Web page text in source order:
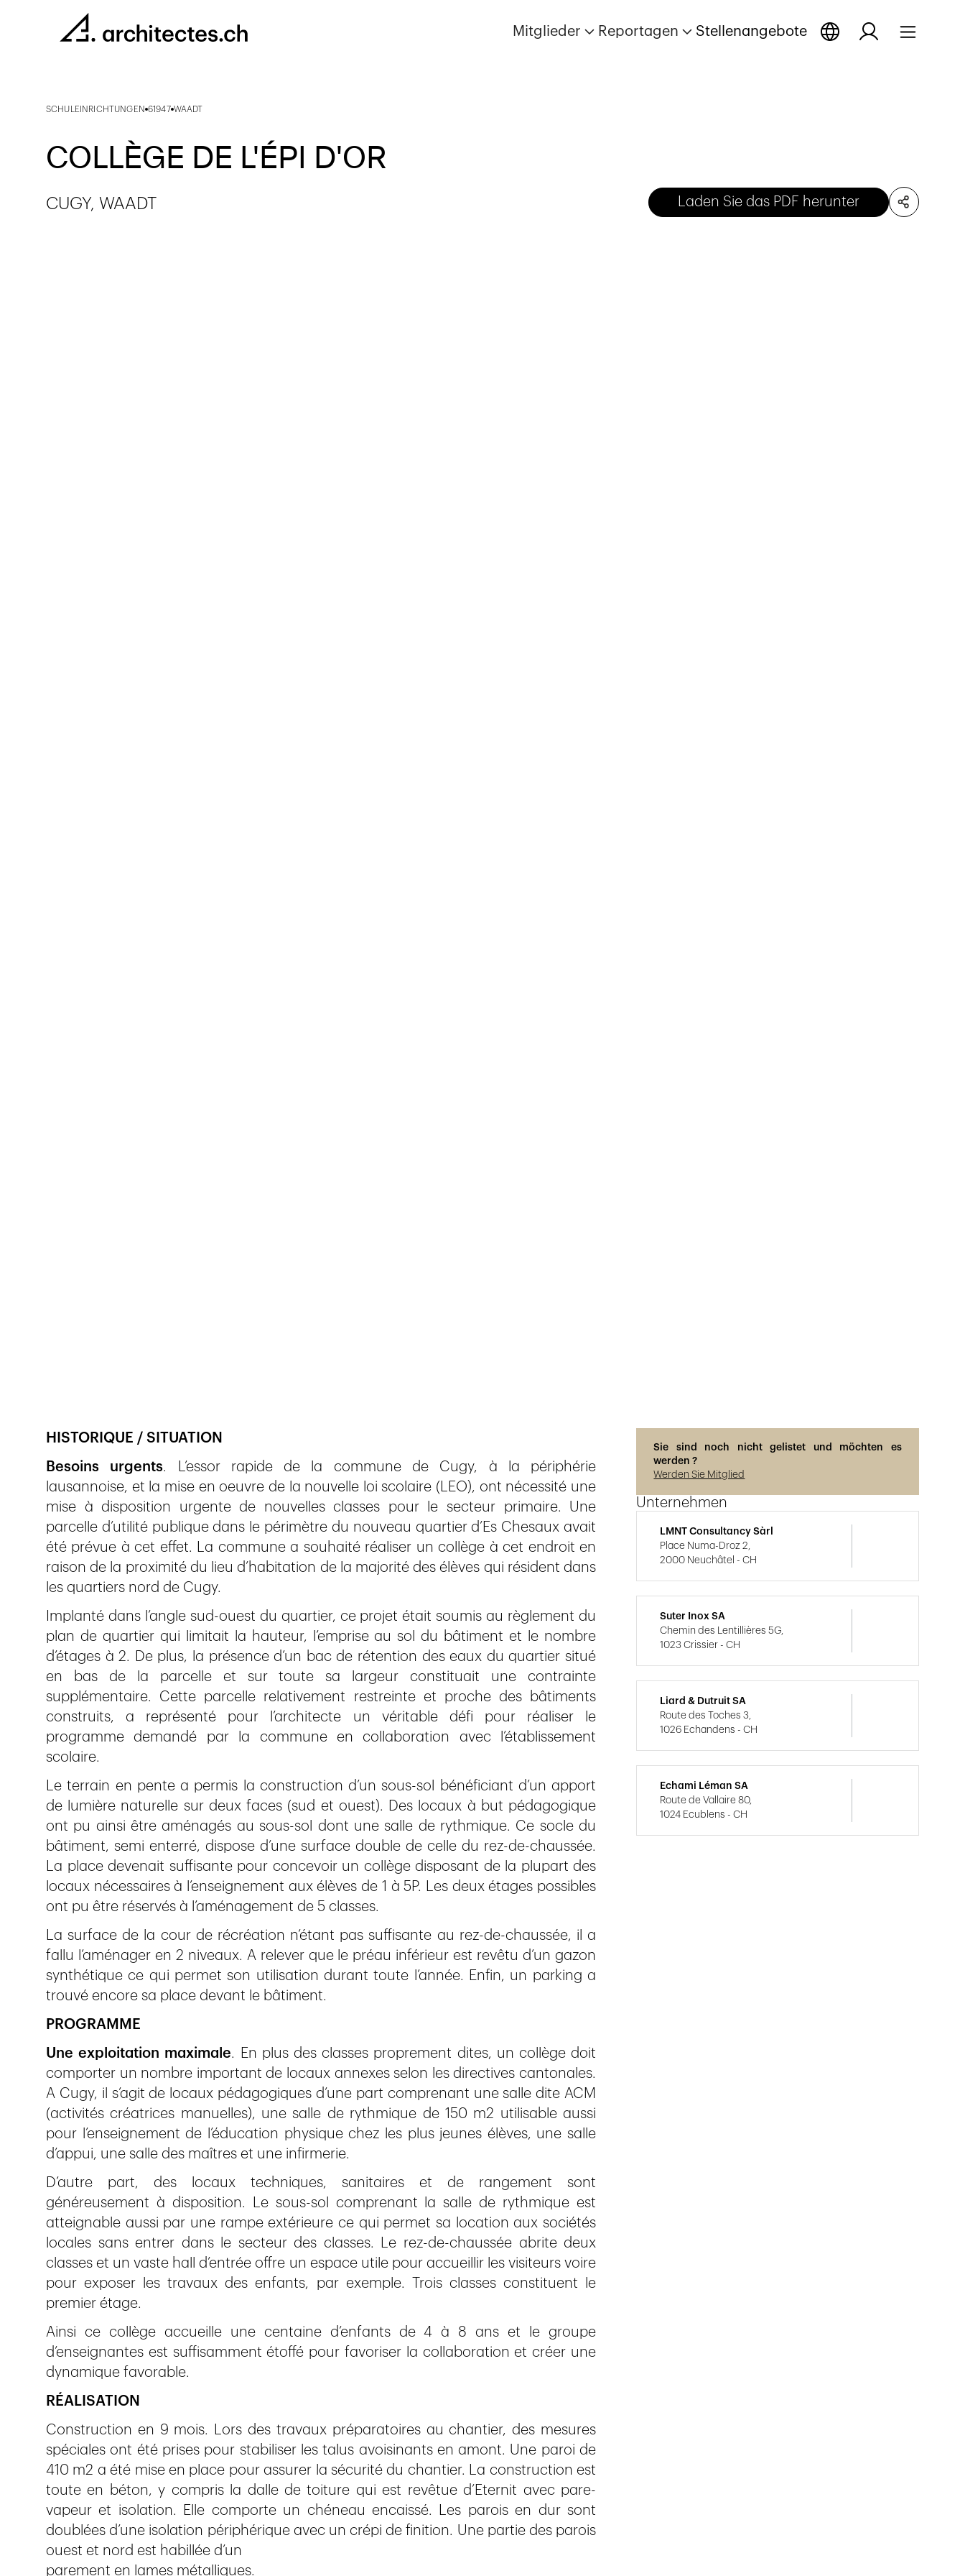
Mitglieder Reportagen Stellenangebote
SCHULEINRICHTUNGEN 61947 WAADT
COLLÈGE DE L'ÉPI D'OR
CUGY, WAADT Laden Sie das PDF herunter
HISTORIQUE / SITUATION
Besoins urgents. L’essor rapide de la commune de Cugy, à la périphérie
lausannoise, et la mise en oeuvre de la nouvelle loi scolaire (LEO), ont nécessité une
mise à disposition urgente de nouvelles classes pour le secteur primaire. Une
parcelle d’utilité publique dans le périmètre du nouveau quartier d’Es Chesaux avait
été prévue à cet effet. La commune a souhaité réaliser un collège à cet endroit en
raison de la proximité du lieu d’habitation de la majorité des élèves qui résident dans
les quartiers nord de Cugy.
Implanté dans l’angle sud-ouest du quartier, ce projet était soumis au règlement du
plan de quartier qui limitait la hauteur, l’emprise au sol du bâtiment et le nombre
d’étages à 2. De plus, la présence d’un bac de rétention des eaux du quartier situé
en bas de la parcelle et sur toute sa largeur constituait une contrainte
supplémentaire. Cette parcelle relativement restreinte et proche des bâtiments
construits, a représenté pour l’architecte un véritable défi pour réaliser le
programme demandé par la commune en collaboration avec l’établissement
scolaire.
Le terrain en pente a permis la construction d’un sous-sol bénéficiant d’un apport
de lumière naturelle sur deux faces (sud et ouest). Des locaux à but pédagogique
ont pu ainsi être aménagés au sous-sol dont une salle de rythmique. Ce socle du
bâtiment, semi enterré, dispose d’une surface double de celle du rez-de-chaussée.
La place devenait suffisante pour concevoir un collège disposant de la plupart des
locaux nécessaires à l’enseignement aux élèves de 1 à 5P. Les deux étages possibles
ont pu être réservés à l’aménagement de 5 classes.
La surface de la cour de récréation n’étant pas suffisante au rez-de-chaussée, il a
fallu l’aménager en 2 niveaux. A relever que le préau inférieur est revêtu d’un gazon
synthétique ce qui permet son utilisation durant toute l’année. Enfin, un parking a
trouvé encore sa place devant le bâtiment.
PROGRAMME
Une exploitation maximale. En plus des classes proprement dites, un collège doit
comporter un nombre important de locaux annexes selon les directives cantonales.
A Cugy, il s’agit de locaux pédagogiques d’une part comprenant une salle dite ACM
(activités créatrices manuelles), une salle de rythmique de 150 m2 utilisable aussi
pour l’enseignement de l’éducation physique chez les plus jeunes élèves, une salle
d’appui, une salle des maîtres et une infirmerie.
D’autre part, des locaux techniques, sanitaires et de rangement sont
généreusement à disposition. Le sous-sol comprenant la salle de rythmique est
atteignable aussi par une rampe extérieure ce qui permet sa location aux sociétés
locales sans entrer dans le secteur des classes. Le rez-de-chaussée abrite deux
classes et un vaste hall d’entrée offre un espace utile pour accueillir les visiteurs voire
pour exposer les travaux des enfants, par exemple. Trois classes constituent le
premier étage.
Ainsi ce collège accueille une centaine d’enfants de 4 à 8 ans et le groupe
d’enseignantes est suffisamment étoffé pour favoriser la collaboration et créer une
dynamique favorable.
RÉALISATION
Construction en 9 mois. Lors des travaux préparatoires au chantier, des mesures
spéciales ont été prises pour stabiliser les talus avoisinants en amont. Une paroi de
410 m2 a été mise en place pour assurer la sécurité du chantier. La construction est
toute en béton, y compris la dalle de toiture qui est revêtue d’Eternit avec pare-
vapeur et isolation. Elle comporte un chéneau encaissé. Les parois en dur sont
doublées d’une isolation périphérique avec un crépi de finition. Une partie des parois
ouest et nord est habillée d’un
parement en lames métalliques.
Sie sind noch nicht gelistet und möchten es
werden ?
Werden Sie Mitglied
Unternehmen
LMNT Consultancy Sàrl
Place Numa-Droz 2,
2000 Neuchâtel - CH
Suter Inox SA
Chemin des Lentillières 5G,
1023 Crissier - CH
Liard & Dutruit SA
Route des Toches 3,
1026 Echandens - CH
Echami Léman SA
Route de Vallaire 80,
1024 Ecublens - CH